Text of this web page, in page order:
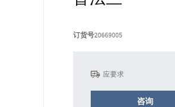
订货号20669005
应要求
咨询